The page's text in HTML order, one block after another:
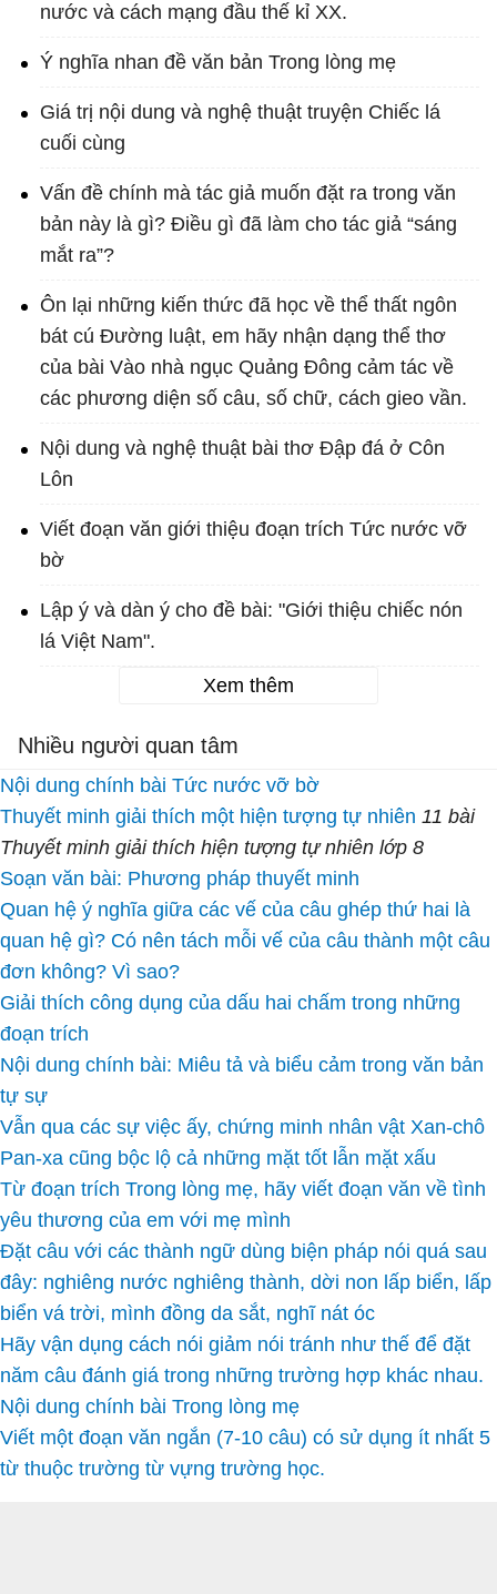
nước và cách mạng đầu thế kỉ XX.
Ý nghĩa nhan đề văn bản Trong lòng mẹ
Giá trị nội dung và nghệ thuật truyện Chiếc lá
cuối cùng
Vấn đề chính mà tác giả muốn đặt ra trong văn
bản này là gì? Điều gì đã làm cho tác giả “sáng
mắt ra”?
Ôn lại những kiến thức đã học về thể thất ngôn
bát cú Đường luật, em hãy nhận dạng thể thơ
của bài Vào nhà ngục Quảng Đông cảm tác về
các phương diện số câu, số chữ, cách gieo vần.
Nội dung và nghệ thuật bài thơ Đập đá ở Côn
Lôn
Viết đoạn văn giới thiệu đoạn trích Tức nước vỡ
bờ
Lập ý và dàn ý cho đề bài: "Giới thiệu chiếc nón
lá Việt Nam".
Xem thêm
Nhiều người quan tâm
Nội dung chính bài Tức nước vỡ bờ
Thuyết minh giải thích một hiện tượng tự nhiên 11 bài
Thuyết minh giải thích hiện tượng tự nhiên lớp 8
Soạn văn bài: Phương pháp thuyết minh
Quan hệ ý nghĩa giữa các vế của câu ghép thứ hai là
quan hệ gì? Có nên tách mỗi vế của câu thành một câu
đơn không? Vì sao?
Giải thích công dụng của dấu hai chấm trong những
đoạn trích
Nội dung chính bài: Miêu tả và biểu cảm trong văn bản
tự sự
Vẫn qua các sự việc ấy, chứng minh nhân vật Xan-chô
Pan-xa cũng bộc lộ cả những mặt tốt lẫn mặt xấu
Từ đoạn trích Trong lòng mẹ, hãy viết đoạn văn về tình
yêu thương của em với mẹ mình
Đặt câu với các thành ngữ dùng biện pháp nói quá sau
đây: nghiêng nước nghiêng thành, dời non lấp biển, lấp
biển vá trời, mình đồng da sắt, nghĩ nát óc
Hãy vận dụng cách nói giảm nói tránh như thế để đặt
năm câu đánh giá trong những trường hợp khác nhau.
Nội dung chính bài Trong lòng mẹ
Viết một đoạn văn ngắn (7-10 câu) có sử dụng ít nhất 5
từ thuộc trường từ vựng trường học.